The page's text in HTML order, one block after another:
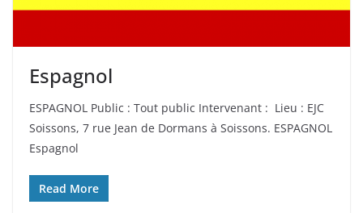
Espagnol
ESPAGNOL Public : Tout public Intervenant : Lieu : EJC
Soissons, 7 rue Jean de Dormans à Soissons. ESPAGNOL
Espagnol
Read More